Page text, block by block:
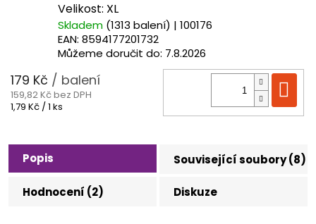
Velikost: XL
Skladem (1313 balení) | 100176
EAN: 8594177201732
Můžeme doručit do: 7.8.2026
179 Kč / balení
159,82 Kč bez DPH
Měrná
1,79 Kč / 1 ks
Popis Související soubory (8)
Hodnocení (2) Diskuze